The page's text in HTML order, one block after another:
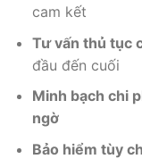
cam kết
Tư vấn thủ tục
đầu đến cuối
Minh bạch chi
ngờ
Bảo hiểm tùy